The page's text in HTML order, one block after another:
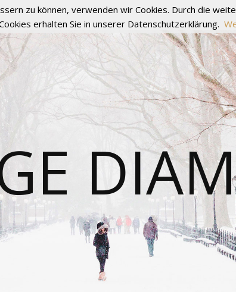
zu können, verwenden wir Cookies. Durch die
erhalten Sie in unserer Datenschutzerklärung.